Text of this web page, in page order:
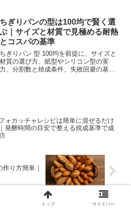
ちぎりパンの型は100均で賢く選
ぶ｜サイズと材質で見極める耐熱
とコスパの基準
ちぎりパン 型 100均を前提に、サイズと
材質の選び方、紙型やシリコン型の実
力、分割数と焼成条件、失敗回避の基準
ォカッチャレシピは簡単に混ぜるだけ
｜発酵時間の目安で整える焼成基準で成
り方簡単｜
トップ サイドバー